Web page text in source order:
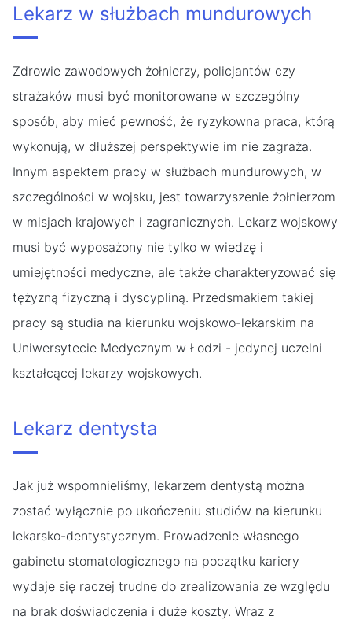
Lekarz w służbach mundurowych
Zdrowie zawodowych żołnierzy, policjantów czy
strażaków musi być monitorowane w szczególny
sposób, aby mieć pewność, że ryzykowna praca, którą
wykonują, w dłuższej perspektywie im nie zagraża.
Innym aspektem pracy w służbach mundurowych, w
szczególności w wojsku, jest towarzyszenie żołnierzom
w misjach krajowych i zagranicznych. Lekarz wojskowy
musi być wyposażony nie tylko w wiedzę i
umiejętności medyczne, ale także charakteryzować się
tężyzną fizyczną i dyscypliną. Przedsmakiem takiej
pracy są studia na kierunku wojskowo-lekarskim na
Uniwersytecie Medycznym w Łodzi - jedynej uczelni
kształcącej lekarzy wojskowych.
Lekarz dentysta
Jak już wspomnieliśmy, lekarzem dentystą można
zostać wyłącznie po ukończeniu studiów na kierunku
lekarsko-dentystycznym. Prowadzenie własnego
gabinetu stomatologicznego na początku kariery
wydaje się raczej trudne do zrealizowania ze względu
na brak doświadczenia i duże koszty. Wraz z